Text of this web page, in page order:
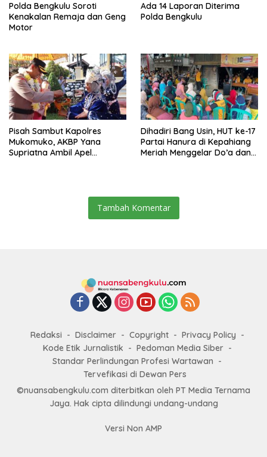
Polda Bengkulu Soroti
Kenakalan Remaja dan Geng
Motor
Ada 14 Laporan Diterima
Polda Bengkulu
Pisah Sambut Kapolres
Mukomuko, AKBP Yana
Supriatna Ambil Apel
Dihadiri Bang Usin, HUT ke-17
Partai Hanura di Kepahiang
Meriah Menggelar Do’a dan
Tambah Komentar
Redaksi Disclaimer Copyright
Privacy Policy
Kode Etik Jurnalistik
Pedoman Media Siber
Standar Perlindungan Profesi Wartawan
Tervefikasi di Dewan Pers
©nuansabengkulu.com diterbitkan oleh PT Media Ternama
Jaya. Hak cipta dilindungi undang-undang
Versi Non AMP